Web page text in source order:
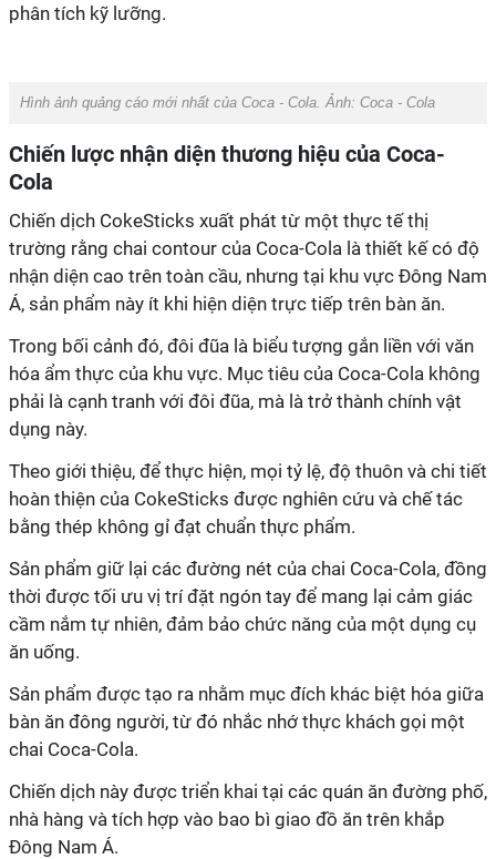
phân tích kỹ lưỡng.
Hình ảnh quảng cáo mới nhất của Coca - Cola. Ảnh: Coca - Cola
Chiến lược nhận diện thương hiệu của Coca-
Cola
Chiến dịch CokeSticks xuất phát từ một thực tế thị
trường rằng chai contour của Coca-Cola là thiết kế có độ
nhận diện cao trên toàn cầu, nhưng tại khu vực Đông Nam
Á, sản phẩm này ít khi hiện diện trực tiếp trên bàn ăn.
Trong bối cảnh đó, đôi đũa là biểu tượng gắn liền với văn
hóa ẩm thực của khu vực. Mục tiêu của Coca-Cola không
phải là cạnh tranh với đôi đũa, mà là trở thành chính vật
dụng này.
Theo giới thiệu, để thực hiện, mọi tỷ lệ, độ thuôn và chi tiết
hoàn thiện của CokeSticks được nghiên cứu và chế tác
bằng thép không gỉ đạt chuẩn thực phẩm.
Sản phẩm giữ lại các đường nét của chai Coca-Cola, đồng
thời được tối ưu vị trí đặt ngón tay để mang lại cảm giác
cầm nắm tự nhiên, đảm bảo chức năng của một dụng cụ
ăn uống.
Sản phẩm được tạo ra nhằm mục đích khác biệt hóa giữa
bàn ăn đông người, từ đó nhắc nhớ thực khách gọi một
chai Coca-Cola.
Chiến dịch này được triển khai tại các quán ăn đường phố,
nhà hàng và tích hợp vào bao bì giao đồ ăn trên khắp
Đông Nam Á.